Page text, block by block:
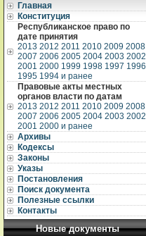
Главная
Конституция
Республиканское право по
дате принятия
2013 2012 2011 2010 2009 2008
2007 2006 2005 2004 2003 2002
2001 2000 1999 1998 1997 1996
1995 1994 и ранее
Правовые акты местных
органов власти по датам
2013 2012 2011 2010 2009 2008
2007 2006 2005 2004 2003 2002
2001 2000 и ранее
Архивы
Кодексы
Законы
Указы
Постановления
Поиск документа
Полезные ссылки
Контакты
Новые документы